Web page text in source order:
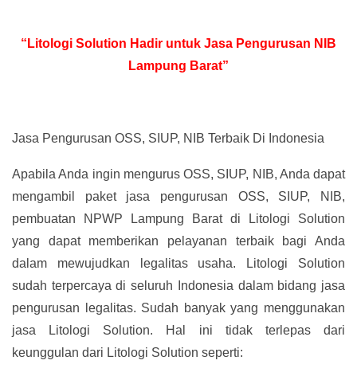
“Litologi Solution Hadir untuk Jasa Pengurusan NIB
Lampung Barat”
Jasa Pengurusan OSS, SIUP, NIB Terbaik Di Indonesia
Apabila Anda ingin mengurus OSS, SIUP, NIB, Anda dapat
mengambil paket jasa pengurusan OSS, SIUP, NIB,
pembuatan NPWP Lampung Barat di Litologi Solution
yang dapat memberikan pelayanan terbaik bagi Anda
dalam mewujudkan legalitas usaha. Litologi Solution
sudah terpercaya di seluruh Indonesia dalam bidang jasa
pengurusan legalitas. Sudah banyak yang menggunakan
jasa Litologi Solution. Hal ini tidak terlepas dari
keunggulan dari Litologi Solution seperti: